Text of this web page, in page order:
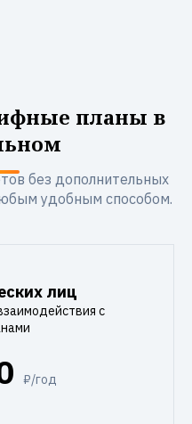
планы в
без дополнительных
удобным способом.
лиц
с
₽/год